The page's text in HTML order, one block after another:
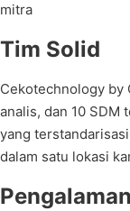
mitra
Tim Solid
Cekotechnology by
analis, dan 10 SDM
yang
dalam satu lokasi